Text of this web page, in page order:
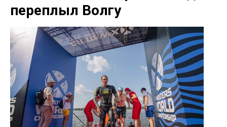
переплыл Волгу